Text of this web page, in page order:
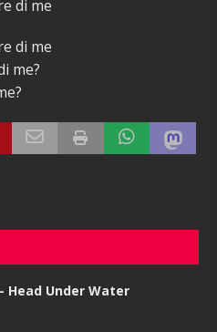
di me
di me
me?
Head Under Water